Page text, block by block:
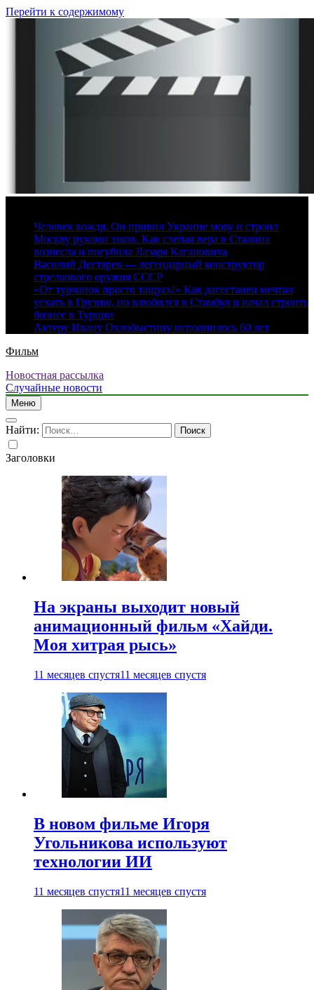
Перейти к содержимому
Человек вождя. Он привил Украине мову и строил
Москву руками зэков. Как слепая вера в Сталина
вознесла и погубила Лазаря Кагановича
Василий Дегтярев — легендарный конструктор
стрелкового оружия СССР
«От турчанок просто тащусь!» Как дагестанец мечтал
уехать в Грузию, но влюбился в Стамбул и начал строить
бизнес в Турции
Актеру Ивану Охлобыстину исполнилось 60 лет
Фильм
Новостная рассылка
Случайные новости
Меню
Найти:
Заголовки
На экраны выходит новый
анимационный фильм «Хайди.
Моя хитрая рысь»
11 месяцев спустя11 месяцев спустя
В новом фильме Игоря
Угольникова используют
технологии ИИ
11 месяцев спустя11 месяцев спустя